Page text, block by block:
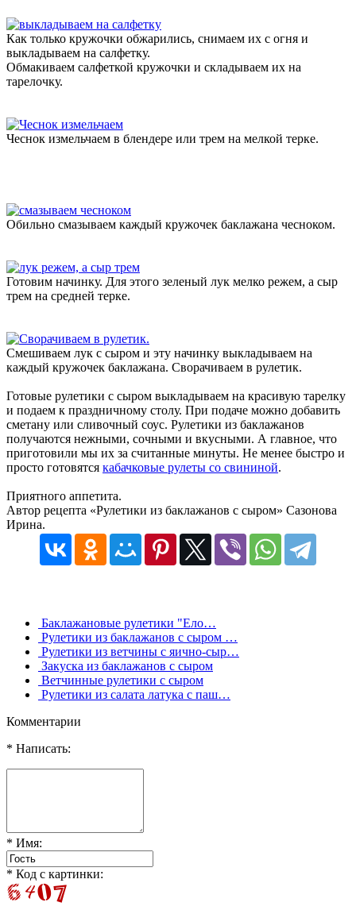
Как только кружочки обжарились, снимаем их с огня и
выкладываем на салфетку.
Обмакиваем салфеткой кружочки и складываем их на
тарелочку.
Чеснок измельчаем в блендере или трем на мелкой терке.
Обильно смазываем каждый кружочек баклажана чесноком.
Готовим начинку. Для этого зеленый лук мелко режем, а сыр
трем на средней терке.
Смешиваем лук с сыром и эту начинку выкладываем на
каждый кружочек баклажана. Сворачиваем в рулетик.
Готовые рулетики с сыром выкладываем на красивую тарелку
и подаем к праздничному столу. При подаче можно добавить
сметану или сливочный соус. Рулетики из баклажанов
получаются нежными, сочными и вкусными. А главное, что
приготовили мы их за считанные минуты. Не менее быстро и
просто готовятся кабачковые рулеты со свининой.
Приятного аппетита.
Автор рецепта «Рулетики из баклажанов с сыром» Сазонова
Ирина.
Баклажановые рулетики "Ело…
Рулетики из баклажанов с сыром …
Рулетики из ветчины с яично-сыр…
Закуска из баклажанов с сыром
Ветчинные рулетики с сыром
Рулетики из салата латука с паш…
Комментарии
* Написать:
* Имя:
* Код с картинки: